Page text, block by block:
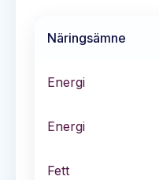
Näringsämne
Energi
Energi
Fett